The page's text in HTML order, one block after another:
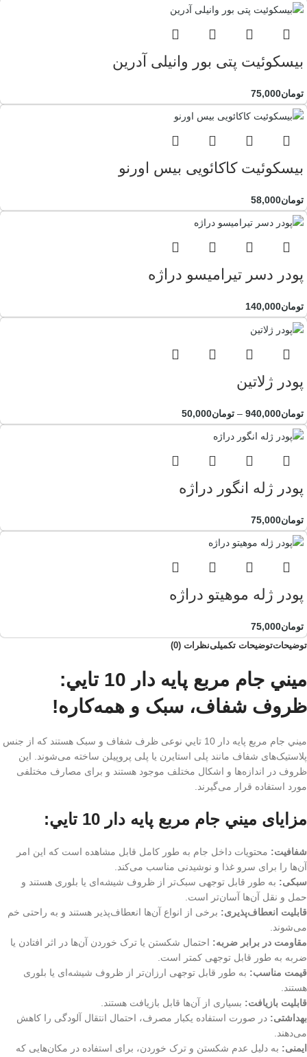
بیسکوئیت پتی بور وانیلی آدرین
تومان75,000
بیسکوئیت کاکائویی بیس اورنو
تومان58,000
پودر دسر تیرامیسو دراژه
تومان140,000
پودر ژلاتین
تومان940,000
– تومان50,000
پودر ژله انگور دراژه
تومان75,000
پودر ژله موهیتو دراژه
تومان75,000
توضیحاتتوضیحات تکمیلینظرات (0)
ميني جام مربع پايه دار 10 تايي:
ظروف شفاف، سبک و همه‌کاره!
ميني جام مربع پايه دار 10 تايي نوعی ظرف شفاف و سبک هستند که از جنس
پلاستیک‌های شفاف مانند پلی استایرن یا پلی پروپیلن ساخته می‌شوند. این
ظروف در اندازه‌ها و اشکال مختلف موجود هستند و برای مصارف مختلفی
مورد استفاده قرار می‌گیرند.
مزایای ميني جام مربع پايه دار 10 تايي:
شفافیت: محتویات داخل جام به طور کامل قابل مشاهده است که این امر
آن‌ها را برای سرو غذا و نوشیدنی مناسب می‌کند.
سبکی: به طور قابل توجهی سبک‌تر از ظروف شیشه‌ای یا بلوری هستند و
حمل و نقل آن‌ها آسان‌تر است.
قابلیت انعطاف‌پذیری: برخی از انواع آن‌ها انعطاف‌پذیر هستند و به راحتی خم
می‌شوند.
مقاومت در برابر ضربه: احتمال شکستن یا ترک خوردن آن‌ها در اثر افتادن یا
ضربه به طور قابل توجهی کمتر است.
قیمت مناسب: به طور قابل توجهی ارزان‌تر از ظروف شیشه‌ای یا بلوری
هستند.
قابلیت بازیافت: بسیاری از آن‌ها قابل بازیافت هستند.
بهداشتی: در صورت استفاده یکبار مصرف، احتمال انتقال آلودگی را کاهش
می‌دهند.
ایمنی: به دلیل عدم شکستن و ترک خوردن، برای استفاده در مکان‌هایی که